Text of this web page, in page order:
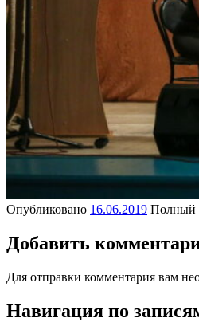
Опубликовано 16.06.2019 Полный
Добавить
Для отправки комментария вам
Навигация по